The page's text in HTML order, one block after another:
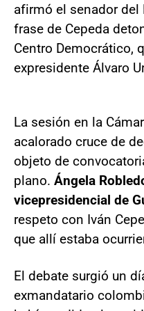
afirmó el senador del
frase de Cepeda
Centro Democrático,
expresidente Álvaro
La sesión en la
acalorado cruce de
objeto de
plano. Ángela
vicepresidencial de
respeto con Iván
que allí estaba
El debate surgió un
exmandatario